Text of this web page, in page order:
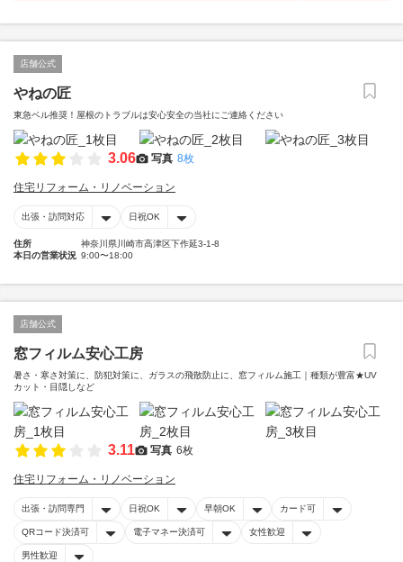
店舗公式
やねの匠
東急ベル推奨！屋根のトラブルは安心安全の当社にご連絡ください
3.06 写真 8枚
住宅リフォーム・リノベーション
出張・訪問対応 日祝OK
住所
神奈川県川崎市高津区下作延3-1-8
本日の営業状況 9:00〜18:00
店舗公式
窓フィルム安心工房
暑さ・寒さ対策に、防犯対策に、ガラスの飛散防止に、窓フィルム施工｜種類が豊富★UV
カット・目隠しなど
3.11 写真 6枚
住宅リフォーム・リノベーション
出張・訪問専門 日祝OK 早朝OK カード可
QRコード決済可 電子マネー決済可 女性歓迎
男性歓迎